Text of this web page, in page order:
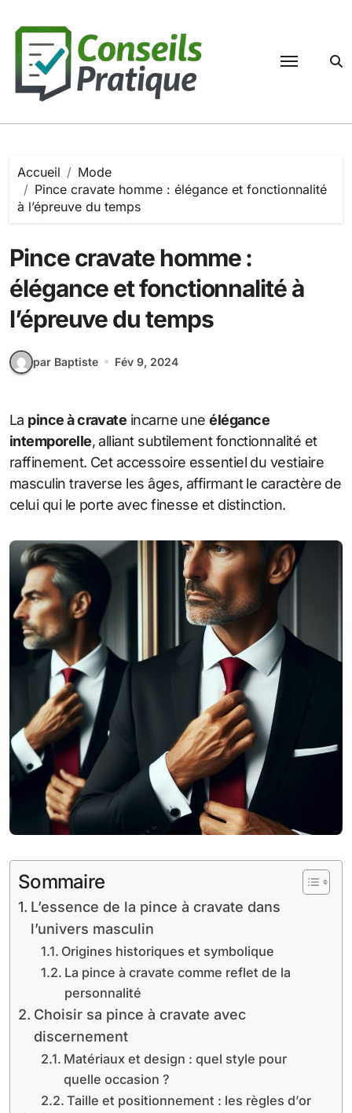
contenu
Accueil
Mode
Pince cravate homme : élégance et fonctionnalité
à l’épreuve du temps
Pince cravate homme :
élégance et fonctionnalité à
l’épreuve du temps
par Baptiste Fév 9, 2024
La pince à cravate incarne uneélégance
intemporelle, alliant subtilement fonctionnalité et
raffinement. Cet accessoire essentiel du vestiaire
masculin traverse les âges, affirmant le caractère de
celui qui le porte avec finesse et distinction.
Sommaire
L’essence de la pince à cravate dans
l’univers masculin
Origines historiques et symbolique
La pince à cravate comme reflet de la
personnalité
Choisir sa pince à cravate avec
discernement
Matériaux et design : quel style pour
quelle occasion ?
Taille et positionnement : les règles d’or